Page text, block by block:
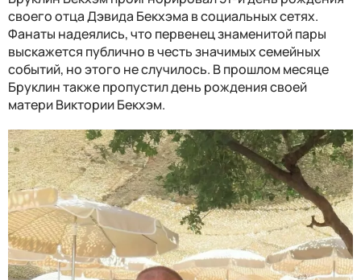
своего отца Дэвида Бекхэма в социальных сетях.
Фанаты надеялись, что первенец знаменитой пары
выскажется публично в честь значимых семейных
событий, но этого не случилось. В прошлом месяце
Бруклин также пропустил день рождения своей
матери Виктории Бекхэм.